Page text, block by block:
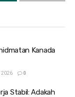
Kanada
2026 0
Stabil: Adakah